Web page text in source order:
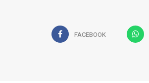
FACEBOOK